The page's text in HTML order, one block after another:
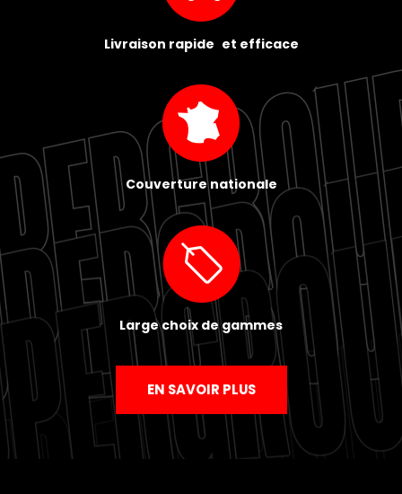
Livraison rapide et efficace
Couverture nationale
Large choix de gammes
EN SAVOIR PLUS